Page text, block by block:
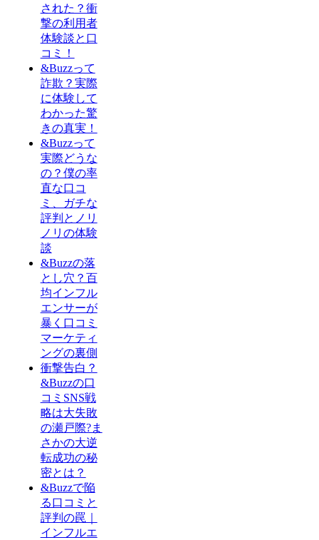
された？衝
撃の利用者
体験談と口
コミ！
&Buzzって
詐欺？実際
に体験して
わかった驚
きの真実！
&Buzzって
実際どうな
の？僕の率
直な口コ
ミ、ガチな
評判とノリ
ノリの体験
談
&Buzzの落
とし穴？百
均インフル
エンサーが
暴く口コミ
マーケティ
ングの裏側
衝撃告白？
&Buzzの口
コミSNS戦
略は大失敗
の瀬戸際?ま
さかの大逆
転成功の秘
密とは？
&Buzzで陥
る口コミと
評判の罠｜
インフルエ